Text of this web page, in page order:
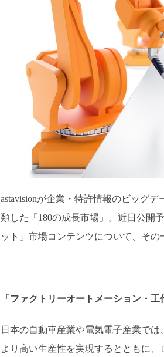
astavisionが企業・特許情報のビッグ
類した「180の成長市場」。近日公開
ット」市場コンテンツについて、その
「ファクトリーオートメーション・
日本の自動車産業や電気電子産業で
より高い生産性を実現するとともに